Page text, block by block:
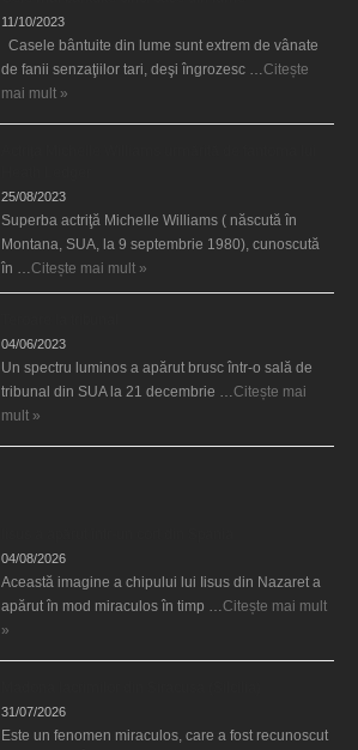
11/10/2023
Casele bântuite din lume sunt extrem de vânate
de fanii senzaţiilor tari, deşi îngrozesc …Citește
mai mult »
25/08/2023
Superba actriţă Michelle Williams ( născută în
Montana, SUA, la 9 septembrie 1980), cunoscută
în …Citește mai mult »
04/06/2023
Un spectru luminos a apărut brusc într-o sală de
tribunal din SUA la 21 decembrie …Citește mai
mult »
04/08/2026
Această imagine a chipului lui Iisus din Nazaret a
apărut în mod miraculos în timp …Citește mai mult
»
31/07/2026
Este un fenomen miraculos, care a fost recunoscut